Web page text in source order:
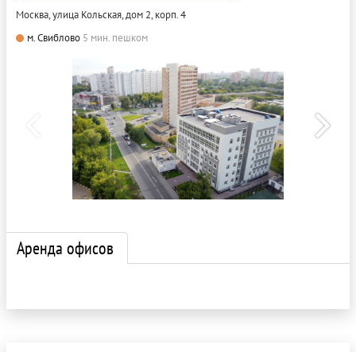
Москва, улица Кольская, дом 2, корп. 4
м. Свиблово 5 мин. пешком
Аренда офисов